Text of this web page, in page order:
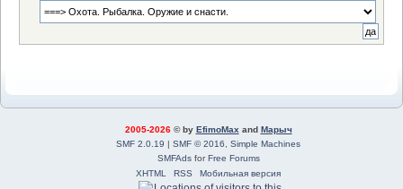
2005-2026© by EfimoMaxand Марыч
SMF 2.0.19 | SMF © 2016, Simple Machines
SMFAdsforFree Forums
XHTML
RSS Мобильная версия